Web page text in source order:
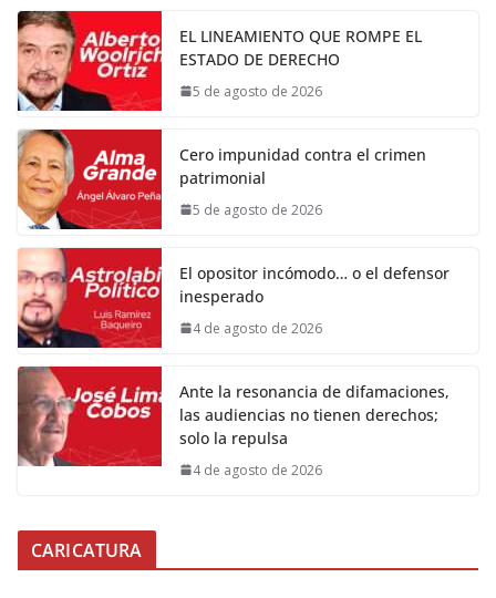
EL LINEAMIENTO QUE ROMPE EL
ESTADO DE DERECHO
5 de agosto de 2026
Cero impunidad contra el crimen
patrimonial
5 de agosto de 2026
El opositor incómodo… o el defensor
inesperado
4 de agosto de 2026
Ante la resonancia de difamaciones,
las audiencias no tienen derechos;
solo la repulsa
4 de agosto de 2026
CARICATURA